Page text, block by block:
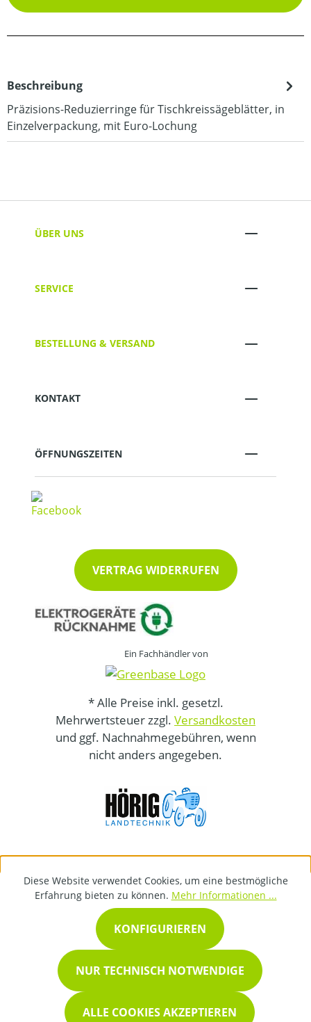
Beschreibung
Präzisions-Reduzierringe für Tischkreissägeblätter, in
Einzelverpackung, mit Euro-Lochung
ÜBER UNS
SERVICE
BESTELLUNG & VERSAND
KONTAKT
ÖFFNUNGSZEITEN
VERTRAG WIDERRUFEN
Ein Fachhändler von
* Alle Preise inkl. gesetzl.
Mehrwertsteuer zzgl. Versandkosten
und ggf. Nachnahmegebühren, wenn
nicht anders angegeben.
Diese Website verwendet Cookies, um eine bestmögliche
Erfahrung bieten zu können. Mehr Informationen ...
NUR TECHNISCH NOTWENDIGE
KONFIGURIEREN
ALLE COOKIES AKZEPTIEREN